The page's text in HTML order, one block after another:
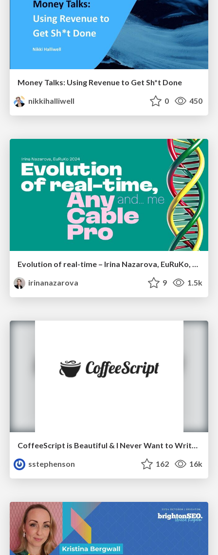
Money Talks: Using Revenue to Get Sh*t Done
nikkihalliwell
0 450
Evolution of real-time – Irina Nazarova, EuRuKo, 2024
irinanazarova
9 1.5k
CoffeeScript is Beautiful & I Never Want to Write Plain JavaScript Again
sstephenson
162 16k